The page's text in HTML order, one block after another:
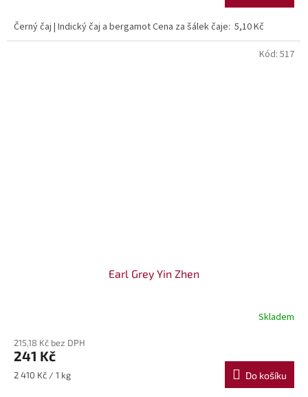
Černý čaj | Indický čaj a bergamot Cena za šálek čaje: 5,10 Kč
Earl Grey Yin Zhen
Skladem
215,18 Kč bez DPH
241 Kč
Měrná
2 410 Kč / 1 kg Do košíku
Kód: 517